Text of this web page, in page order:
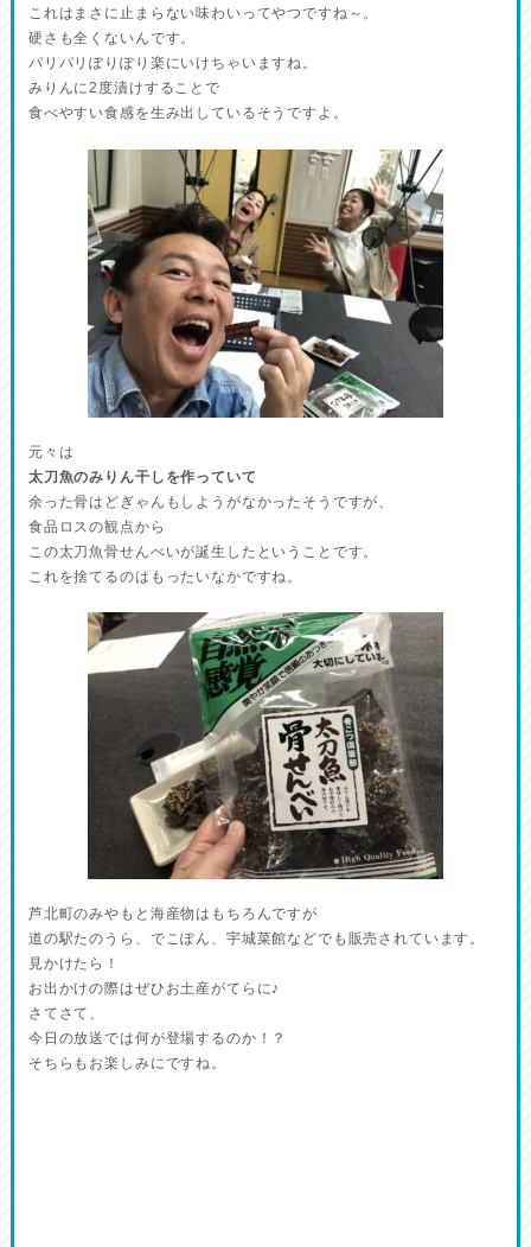
これはまさに止まらない味わいってやつですね～。
硬さも全くないんです。
パリパリぽりぽり楽にいけちゃいますね。
みりんに2度漬けすることで
食べやすい食感を生み出しているそうですよ。
元々は
太刀魚のみりん干しを作っていて
余った骨はどぎゃんもしようがなかったそうですが、
食品ロスの観点から
この太刀魚骨せんべいが誕生したということです。
これを捨てるのはもったいなかですね。
芦北町のみやもと海産物はもちろんですが
道の駅たのうら、でこぽん、宇城菜館などでも販売されています。
見かけたら！
お出かけの際はぜひお土産がてらに♪
さてさて、
今日の放送では何が登場するのか！？
そちらもお楽しみにですね。